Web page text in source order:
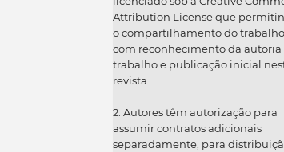
Attribution License que
o compartilhamento do trabalho
com reconhecimento da autoria
trabalho e publicação inicial
revista.
2. Autores têm autorização para
assumir contratos adicionais
separadamente, para